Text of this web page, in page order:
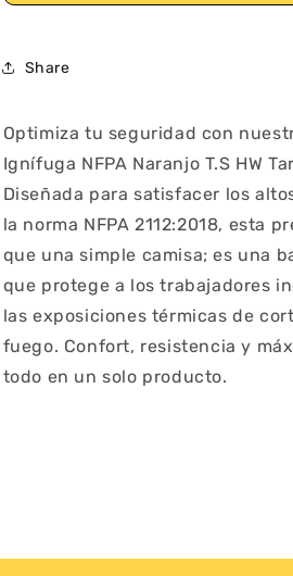
HW
Share
Optimiza tu seguridad con
Ignífuga NFPA Naranjo T.S HW
Diseñada para satisfacer los
la norma NFPA 2112:2018, esta
que una simple camisa; es una
que protege a los trabajadores
las exposiciones térmicas de
fuego. Confort, resistencia y
todo en un solo producto.